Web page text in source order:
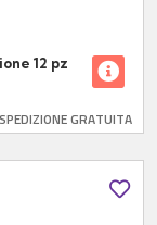
12 pz
SPEDIZIONE GRATUITA